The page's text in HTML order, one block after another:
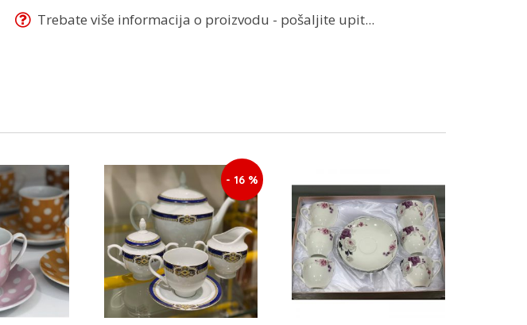
Trebate više informacija o proizvodu - pošaljite upit...
- 16 %